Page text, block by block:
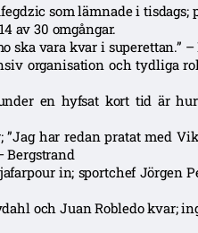
som lämnade i tisdags;
av 30 omgångar.
ska vara kvar i superettan.” –
organisation och tydliga
en hyfsat kort tid är
”Jag har redan pratat med
Bergstrand
in; sportchef Jörgen
och Juan Robledo kvar;